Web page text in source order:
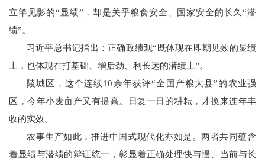
立竿见影的“显绩”，却是关乎粮食安全、国家安全的长久“潜
绩”。
习近平总书记指出：正确政绩观“既体现在即期见效的显绩
上，也体现在打基础、增后劲、利长远的潜绩上”。
陵城区，这个连续10余年获评“全国产粮大县”的农业强
区，今年小麦亩产又有提高。日复一日的耕耘，才换来连年丰
收的实效。
农事生产如此，推进中国式现代化亦如是。两者共同蕴含
着显绩与潜绩的辩证统一，彰显着正确处理快与慢、当前与长